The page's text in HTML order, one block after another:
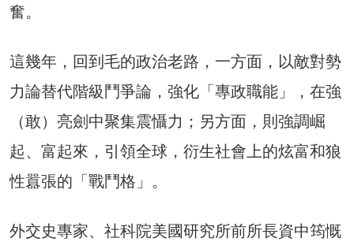
奮。
這幾年，回到毛的政治老路，一方面，以敵對勢
力論替代階級鬥爭論，強化「專政職能」，在強
（敢）亮劍中聚集震懾力；另方面，則強調崛
起、富起來，引領全球，衍生社會上的炫富和狼
性囂張的「戰鬥格」。
外交史專家、社科院美國研究所前所長資中筠慨